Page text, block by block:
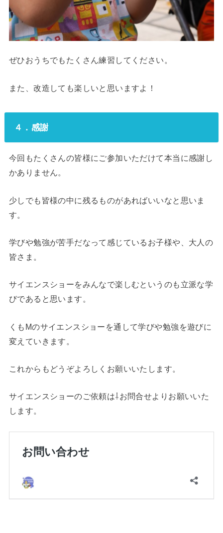
ぜひおうちでもたくさん練習してください。
また、改造しても楽しいと思いますよ！
４．感謝
今回もたくさんの皆様にご参加いただけて本当に感謝し
かありません。
少しでも皆様の中に残るものがあればいいなと思いま
す。
学びや勉強が苦手だなって感じているお子様や、大人の
皆さま。
サイエンスショーをみんなで楽しむというのも立派な学
びであると思います。
くもMのサイエンスショーを通して学びや勉強を遊びに
変えていきます。
これからもどうぞよろしくお願いいたします。
サイエンスショーのご依頼は⇩お問合せよりお願いいた
します。